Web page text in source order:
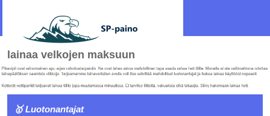
lainaa velkojen maksuun
🥇 Luotonantajat